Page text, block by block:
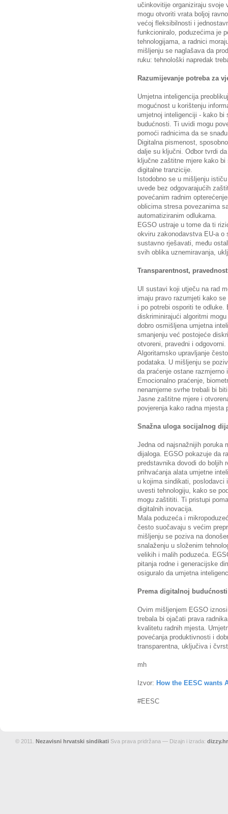
učinkovitije organiziraju svoje
mogu otvoriti vrata boljoj
većoj fleksibilnosti i
funkcioniralo, poduzećima je
tehnologijama, a radnici
mišljenju se naglašava da
ruku: tehnološki napredak
Razumijevanje potreba za
Umjetna inteligencija
mogućnost u korištenju
umjetnoj inteligenciji ‑ kako
budućnosti. Ti uvidi mogu
pomoći radnicima da se
Digitalna pismenost,
dalje su ključni. Odbor tvrdi
ključne zaštitne mjere kako
digitalne tranzicije.
Istodobno se u mišljenju
uvede bez odgovarajućih
povećanim radnim
oblicima stresa povezanima
automatiziranim odlukama.
EGSO ustraje u tome da ti
okviru zakonodavstva EU-a o
sustavno rješavati, među
svih oblika uznemiravanja,
Transparentnost,
UI sustavi koji utječu na rad
imaju pravo razumjeti kako
i po potrebi osporiti te odluke.
diskriminirajući algoritmi
dobro osmišljena umjetna
smanjenju već postojeće
otvoreni, pravedni i odgovorni.
Algoritamsko upravljanje
podataka. U mišljenju se
da praćenje ostane
Emocionalno praćenje,
nenamjerne svrhe trebali bi
Jasne zaštitne mjere i
povjerenja kako radna mjesta
Snažna uloga socijalnog
Jedna od najsnažnijih poruka
dijaloga. EGSO pokazuje da
predstavnika dovodi do boljih
prihvaćanja alata umjetne
u kojima sindikati, poslodavci
uvesti tehnologiju, kako se
mogu zaštititi. Ti pristupi
digitalnih inovacija.
Mala poduzeća i
često suočavaju s većim
mišljenju se poziva na
snalaženju u složenim
velikih i malih poduzeća.
pitanja rodne i generacijske
osiguralo da umjetna
Prema digitalnoj
Ovim mišljenjem EGSO
trebala bi ojačati prava
kvalitetu radnih mjesta.
povećanja produktivnosti i
transparentna, uključiva i
mh
Izvor: How the EESC wants
#EESC
© 2011. Nezavisni hrvatski sindikati Sva prava pridržana — Dizajn i izrada: dizzy.hr